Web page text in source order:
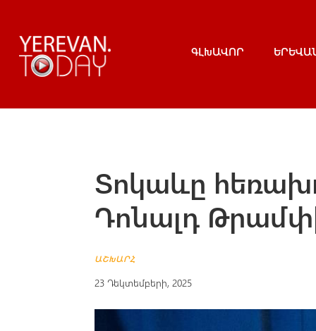
ԳԼԽԱՎՈՐ
Տոկաևը
Դոնալդ
ԱՇԽԱՐՀ
23 Դեկտեմբերի, 2025